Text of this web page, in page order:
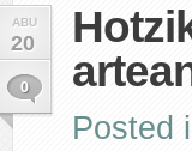
ABU
20
0
Posted